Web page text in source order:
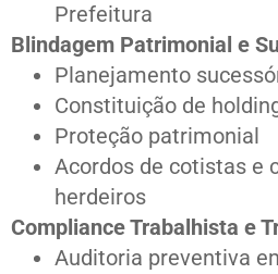
Prefeitura
Blindagem Patrimonial e
Planejamento
Constituição de
Proteção patrimonial
Acordos de cotistas e
herdeiros
Compliance Trabalhista e
Auditoria preventiva